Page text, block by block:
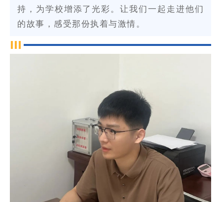
持，为学校增添了光彩。让我们一起走进他们
的故事，感受那份执着与激情。